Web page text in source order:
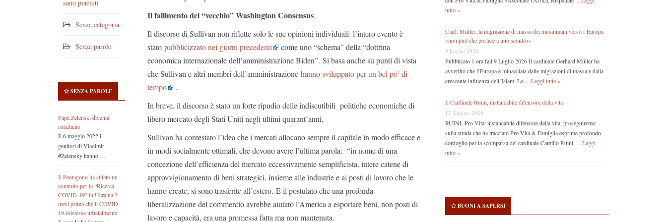
sono piaciuti
Senza categoria
Senza parole
SENZA PAROLE
Papà Zelenski diventa
israeliano
Il 6 maggio 2022 i
genitori di Vladimir
#Zelensky hanno …
Il Pentagono ha stilato un
contratto per la “Ricerca
COVID-19” in Ucraina 3
mesi prima che il COVID-
19 esistesse ufficialmente
Il fallimento del “vecchio” Washington Consensus
Il discorso di Sullivan non riflette solo le sue opinioni individuali: l’intero evento è
stato pubblicizzato nei giorni precedenti
come uno “schema” della “dottrina
economica internazionale dell’amministrazione Biden”. Si basa anche su punti di vista
che Sullivan e altri membri dell’amministrazione hanno sviluppato per un bel po’ di
tempo
.
In breve, il discorso è stato un forte ripudio delle indiscutibili politiche economiche di
libero mercato degli Stati Uniti negli ultimi quarant’anni.
Sullivan ha contestato l’idea che i mercati allocano sempre il capitale in modo efficace e
in modi socialmente ottimali, che devono avere l’ultima parola: “in nome di una
concezione dell’efficienza del mercato eccessivamente semplificista, intere catene di
approvvigionamento di beni strategici, insieme alle industrie e ai posti di lavoro che le
hanno create, si sono trasferite all’estero. E il postulato che una profonda
liberalizzazione del commercio avrebbe aiutato l’America a esportare beni, non posti di
lavoro e capacità, era una promessa fatta ma non mantenuta.
ricevere gli aggiornamenti
Email*
Seleziona lista (o più di una):
Ad ogni articolo
Aggiornamenti settimanali